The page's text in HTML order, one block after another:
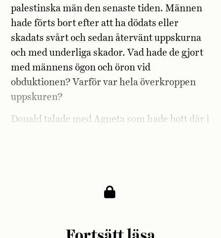
palestinska män den senaste tiden. Männen
hade förts bort efter att ha dödats eller
skadats svårt och sedan återvänt uppskurna
och med underliga skador. Vad hade de gjort
med männens ögon och öron vid
obduktionen? Varför var hela överkroppen
uppskuren?
Donald talade med Agneta som hade bott där i